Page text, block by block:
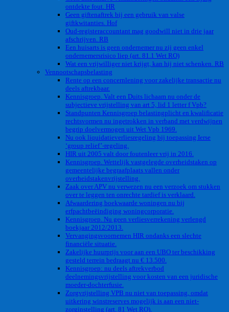
ontdekte fout. HR
Geen giftenaftrek bij een gebruik van valse
giftkwitanties. Hof
Oud-registeraccountant mag goodwill niet in drie jaar
afschrijven. RB
Een huisarts is geen ondernemer nu zij geen enkel
ondernemersrisico liep (art. 81.1 Wet RO)
Wat een vrijwilliger niet krijgt, kan hij niet schenken. RB
Vennootschapsbelasting
Rente op een concernlening voor zakelijke transactie nu
deels aftrekbaar.
Kennisgroep. Valt een Duits lichaam nu onder de
subjectieve vrijstelling van art 5, lid 1 letter f Vpb?
Standpunten Kennisgroep belastingplicht en kwalificatie
rechtsvormen nu ingetrokken in verband met verdwijnen
begrip doelvermogen uit Wet Vpb 1969.
Nu ook liquidatieverliesregeling bij toepassing Ierse
‘group relief’-regeling.
HIR uit 2005 valt door foutenleer vrij in 2016.
Kennisgroep. Wettelijk vastgelegde overheidstaken op
gemeentelijke begraafplaats vallen onder
overheidstakenvrijstelling.
Zaak over APV nu verwezen nu een verzoek om stukken
over te leggen ten onrechte tardief is verklaard.
Afwaardering boekwaarde woningen nu bij
erfpachtbeëindiging woningcorporatie.
Kennisgroep. Nu geen verliesverrekening verlengd
boekjaar 2012/2013.
Vervangingsvoornemen HIR ondanks een slechte
financiële situatie.
Zakelijke huurprijs voor aan een UBO ter beschikking
gesteld terrein bedraagt nu € 13.500.
Kennisgroep: nu deels aftrekverbod
deelnemingsvrijstelling voor kosten van een juridische
moeder-dochterfusie.
Zorgvrijstelling VPB nu niet van toepassing, omdat
uitkering winstreserves mogelijk is aan een niet-
zorginstelling (art. 81 Wet RO).